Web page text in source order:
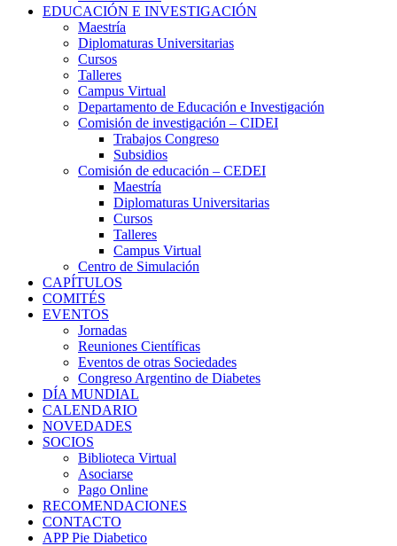
EDUCACIÓN E INVESTIGACIÓN
Maestría
Diplomaturas Universitarias
Cursos
Talleres
Campus Virtual
Departamento de Educación e Investigación
Comisión de investigación – CIDEI
Trabajos Congreso
Subsidios
Comisión de educación – CEDEI
Maestría
Diplomaturas Universitarias
Cursos
Talleres
Campus Virtual
Centro de Simulación
CAPÍTULOS
COMITÉS
EVENTOS
Jornadas
Reuniones Científicas
Eventos de otras Sociedades
Congreso Argentino de Diabetes
DÍA MUNDIAL
CALENDARIO
NOVEDADES
SOCIOS
Biblioteca Virtual
Asociarse
Pago Online
RECOMENDACIONES
CONTACTO
APP Pie Diabetico